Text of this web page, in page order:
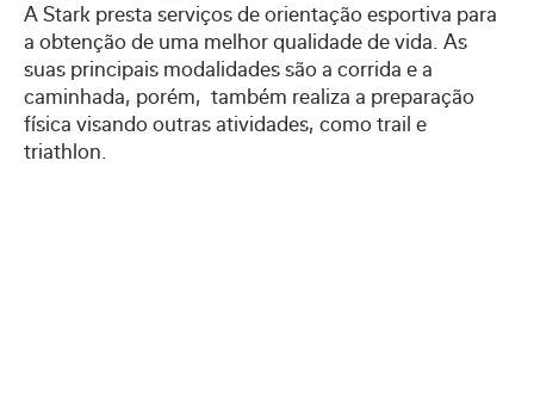
A Stark presta serviços de orientação esportiva para
a obtenção de uma melhor qualidade de vida. As
suas principais modalidades são a corrida e a
caminhada, porém, também realiza a preparação
física visando outras atividades, como trail e
triathlon.